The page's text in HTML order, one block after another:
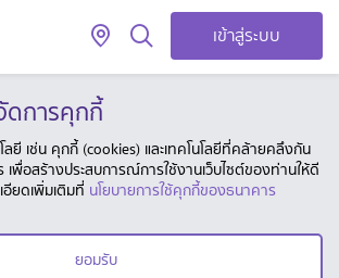
เข้าสู่ระบบ
ดการคุกกี้
ลยี เช่น คุกกี้ (cookies) และเทคโนโลยีที่คล้ายคลึงกัน
เพื่อสร้างประสบการณ์การใช้งานเว็บไซต์ของท่านให้ดี
ยดเพิ่มเติมที่ นโยบายการใช้คุกกี้ของธนาคาร
ยอมรับ